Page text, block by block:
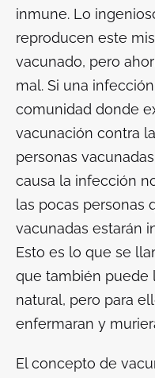
inmune. Lo
reproducen este
vacunado, pero
mal. Si una
comunidad donde
vacunación contra
personas
causa la infección
las pocas personas
vacunadas estarán
Esto es lo que se
que también puede
natural, pero para
enfermaran y
El concepto de